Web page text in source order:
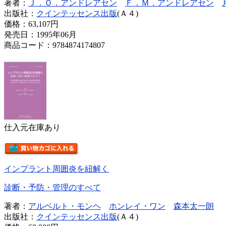
著者： Ｊ．Ｏ．アンドレアセン Ｆ．Ｍ．アンドレアセン
出版社： クインテッセンス出版(Ａ４)
価格： 63,107円
発売日：1995年06月
商品コード：9784874174807
仕入元在庫あり
インプラント周囲炎を紐解く
診断・予防・管理のすべて
著者： アルベルト・モンヘ ホンレイ・ワン
森本太一朗
出版社： クインテッセンス出版(Ａ４)